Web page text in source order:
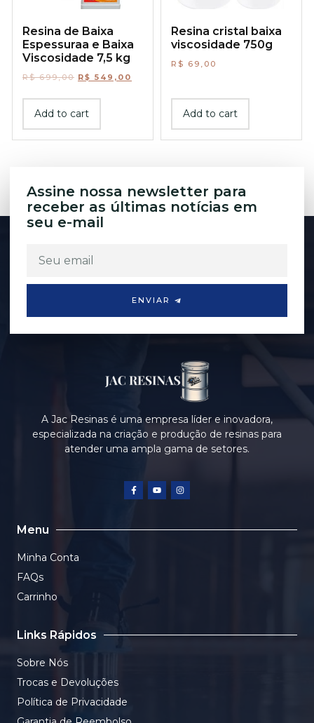
Resina de Baixa
Espessuraa e Baixa
Viscosidade 7,5 kg
R$699,00 R$ 549,00
Add to cart
Resina cristal baixa
viscosidade 750g
R$ 69,00
Add to cart
Assine nossa newsletter para
receber as últimas notícias em
seu e-mail
ENVIAR
A Jac Resinas é uma empresa líder e inovadora,
especializada na criação e produção de resinas para
atender uma ampla gama de setores.
Menu
Minha Conta
FAQs
Carrinho
Links Rápidos
Sobre Nós
Trocas e Devoluções
Política de Privacidade